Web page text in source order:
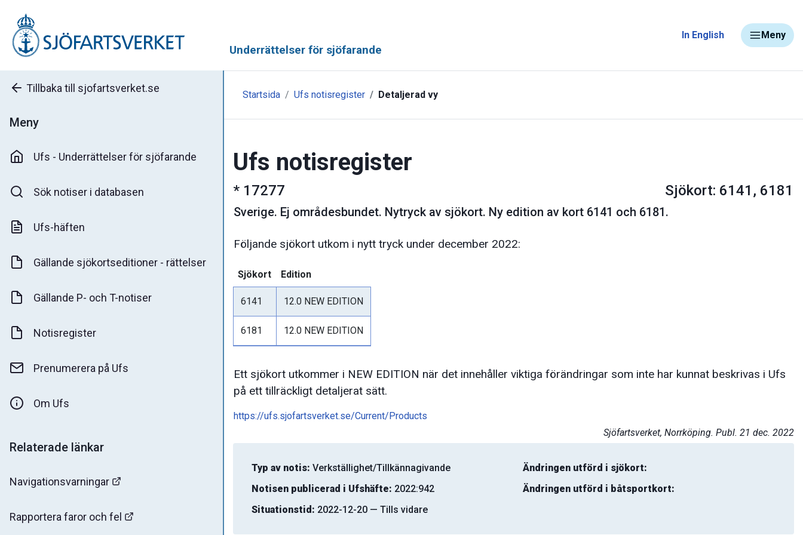
Underrättelser för sjöfarande
In English Meny
Tillbaka till sjofartsverket.se
Meny
Ufs - Underrättelser för sjöfarande
Sök notiser i databasen
Ufs-häften
Gällande sjökortseditioner - rättelser
Gällande P- och T-notiser
Notisregister
Prenumerera på Ufs
Om Ufs
Relaterade länkar
Navigationsvarningar
Rapportera faror och fel
Startsida Ufs notisregister Detaljerad vy
Ufs notisregister
* 17277 Sjökort: 6141, 6181
Sverige. Ej områdesbundet. Nytryck av sjökort. Ny edition av kort 6141 och 6181.
Följande sjökort utkom i nytt tryck under december 2022:
Sjökort Edition
6141 12.0 NEW EDITION
6181 12.0 NEW EDITION
Ett sjökort utkommer i NEW EDITION när det innehåller viktiga förändringar som inte har kunnat beskrivas i Ufs
på ett tillräckligt detaljerat sätt.
https://ufs.sjofartsverket.se/Current/Products
Sjöfartsverket, Norrköping. Publ. 21 dec. 2022
Typ av notis: Verkställighet/Tillkännagivande
Notisen publicerad i Ufshäfte: 2022:942
Situationstid: 2022-12-20 — Tills vidare
Ändringen utförd i sjökort:
Ändringen utförd i båtsportkort: